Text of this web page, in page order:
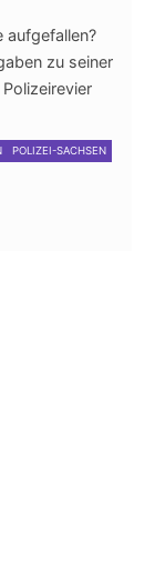
aufgefallen?
zu seiner
POLIZEI-SACHSEN